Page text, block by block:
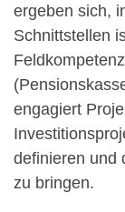
ergeben sich,
Schnittstellen
engagiert
definieren und
zu bringen.